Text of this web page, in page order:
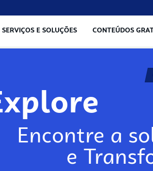
SERVIÇOS E SOLUÇÕES CONTEÚDOS
Explore
Encontre a
e